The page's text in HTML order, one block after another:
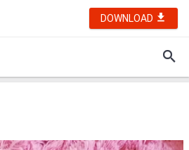
DOWNLOAD